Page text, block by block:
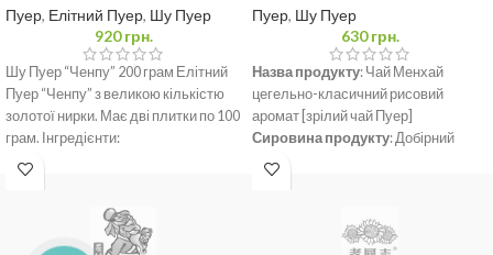
Пуер, Елітний Пуер, Шу Пуер
920грн.
Шу Пуер “Ченпу” 200 грам Елітний
Пуер “Ченпу” з великою кількістю
золотої нирки. Має дві плитки по 100
грам. Інгредієнти:
Пуер, Шу Пуер
630грн.
Назва продукту: Чай Менхай
цегельно-класичний рисовий
аромат [зрілий чай Пуер]
Сировина продукту: Добірний
крупнолистовий висушений на сонці
чай Менхай.
Юньнань, префектура
Сішуанбаньна, Менхай повіт.